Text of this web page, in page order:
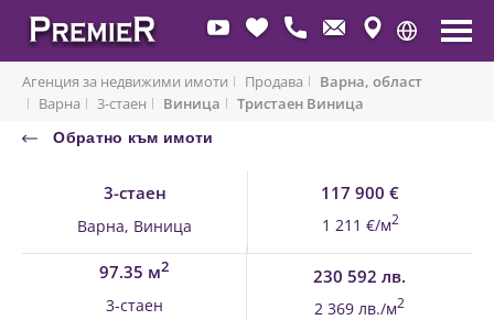
Агенция за недвижими имоти Продава
Варна, област
Варна
3-стаен Виница Тристаен Виница
Обратно към имоти
3-стаен
Варна, Виница
117 900 €
1 211 €/м2
230 592 лв.
2 369 лв./м2
97.35 м2
3-стаен